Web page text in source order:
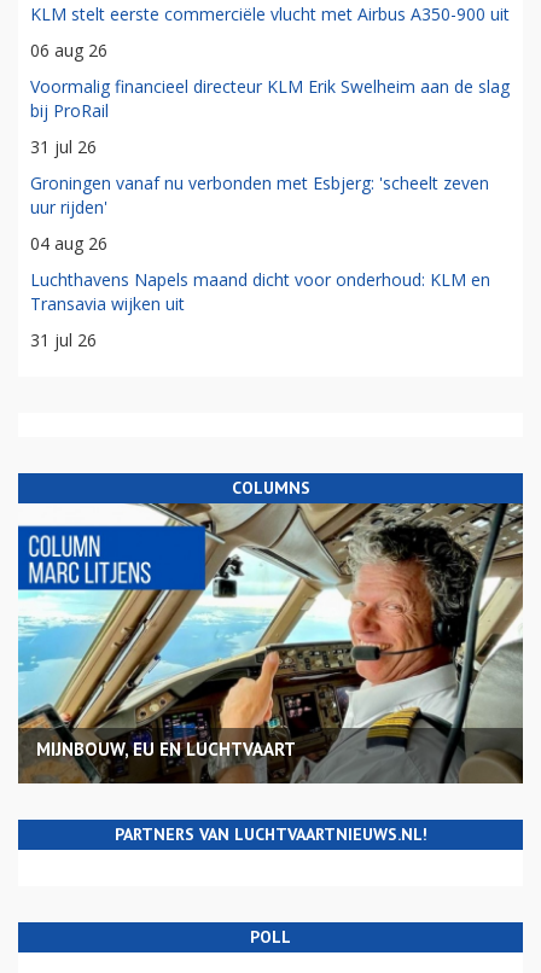
KLM stelt eerste commerciële vlucht met Airbus A350-900 uit
06 aug 26
Voormalig financieel directeur KLM Erik Swelheim aan de slag
bij ProRail
31 jul 26
Groningen vanaf nu verbonden met Esbjerg: 'scheelt zeven
uur rijden'
04 aug 26
Luchthavens Napels maand dicht voor onderhoud: KLM en
Transavia wijken uit
31 jul 26
COLUMNS
MIJNBOUW, EU EN LUCHTVAART
PARTNERS VAN LUCHTVAARTNIEUWS.NL!
POLL